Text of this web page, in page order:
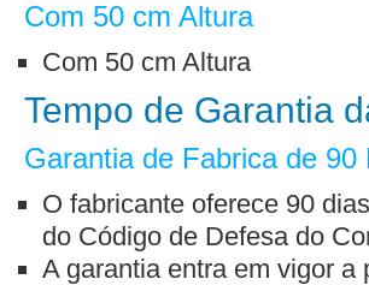
Com 50 cm Altura
Com 50 cm Altura
Tempo de Garantia
Garantia de Fabrica de 90
O fabricante oferece 90
do Código de Defesa do
A garantia entra em vigor a